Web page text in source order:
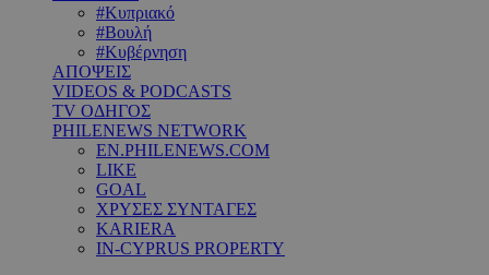
#Κυπριακό
#Βουλή
#Κυβέρνηση
ΑΠΟΨΕΙΣ
VIDEOS & PODCASTS
TV ΟΔΗΓΟΣ
PHILENEWS NETWORK
EN.PHILENEWS.COM
LIKE
GOAL
ΧΡΥΣΕΣ ΣΥΝΤΑΓΕΣ
KARIERA
IN-CYPRUS PROPERTY